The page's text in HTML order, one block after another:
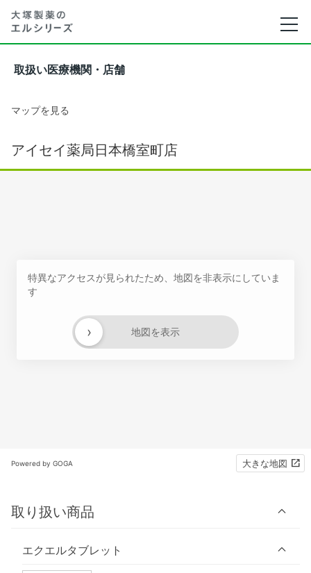
取扱い医療機関・店舗
マップを見る
アイセイ薬局日本橋室町店
特異なアクセスが見られたため、地図を非表示にしていま
す
地図を表示
›
Powered by GOGA 大きな地図
取り扱い商品
エクエルタブレット